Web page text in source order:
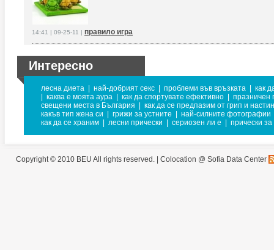
14:41 | 09-25-11 | правило игра
Интересно
лесна диета най-добрият секс проблеми във връзката
как
каква е моята аура как да спортувате ефективно
празничен
свещени места в България
как да се предпазим от грип и
какъв тип жена си
грижи за устните
най-силните фотографии
как да се храним
лесни прически сериозен ли е прически
Copyright © 2010 BEU All rights reserved. | Colocation @ Sofia Data Center